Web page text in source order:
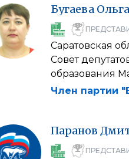
Бугаева Ольга
Саратовская
Совет
образования
Член партии
Паранов